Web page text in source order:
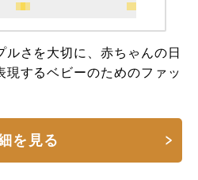
ルさを大切に、赤ちゃんの日
現するベビーのためのファッ
を見る